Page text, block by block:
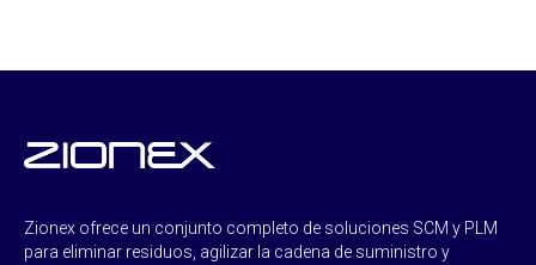
Zionex ofrece un conjunto completo de soluciones SCM y PLM
para eliminar residuos, agilizar la cadena de suministro y